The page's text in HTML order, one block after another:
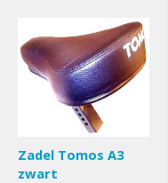
Zadel Tomos A3
zwart